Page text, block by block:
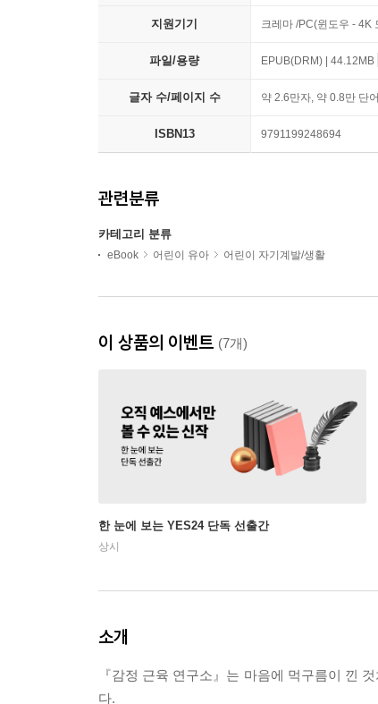
지원기기 크레마 /PC(윈도우 - 4K
파일/용량 EPUB(DRM) | 44.12MB
글자 수/페이지 수 약 2.6만자, 약 0.8만 단
ISBN13 9791199248694
관련분류
카테고리 분류
eBook 어린이 유아 어린이 자기계발/생활
이 상품의 이벤트 (7개)
한 눈에 보는 YES24 단독 선출간
상시
소개
『감정 근육 연구소』는 마음에 먹구름이 낀
다.